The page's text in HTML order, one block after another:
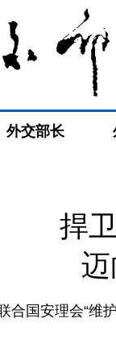
外交部长
捍
国安理会“维护